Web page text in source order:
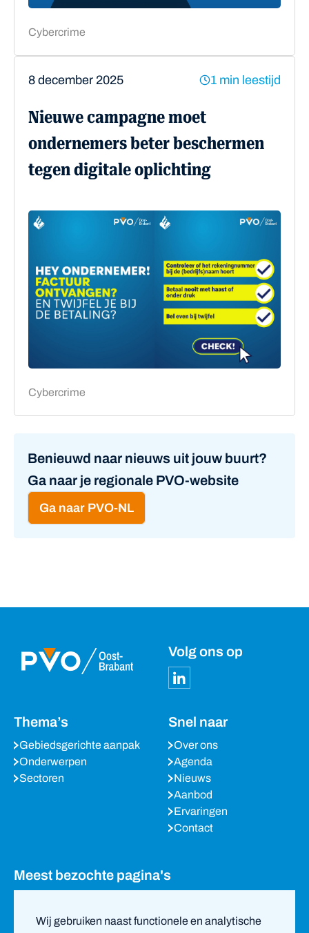
Wij gebruiken naast functionele en analytische
Cybercrime
8 december 2025 1 min leestijd
Nieuwe campagne moet
ondernemers beter beschermen
tegen digitale oplichting
Cybercrime
Benieuwd naar nieuws uit jouw buurt?
Ga naar je regionale PVO-website
Ga naar PVO-NL
Volg ons op
Thema’s
Gebiedsgerichte aanpak
Onderwerpen
Sectoren
Snel naar
Over ons
Agenda
Nieuws
Aanbod
Ervaringen
Contact
Meest bezochte pagina's
Nieuws